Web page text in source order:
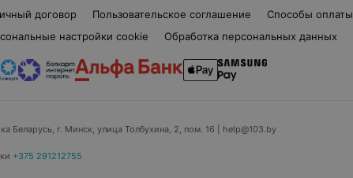
договор Пользовательское соглашение Способы оплаты
настройки cookie Обработка персональных данных
Беларусь, г. Минск, улица Толбухина, 2, пом. 16 | help@103.by
+375 291212755